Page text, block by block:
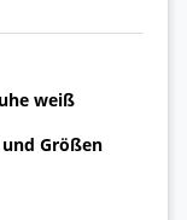
weiß
Größen